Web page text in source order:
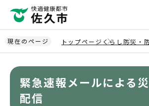
ペ
ー
ジ
現在のページ トップページ くらし 防災・
緊急速報メールによる
配信